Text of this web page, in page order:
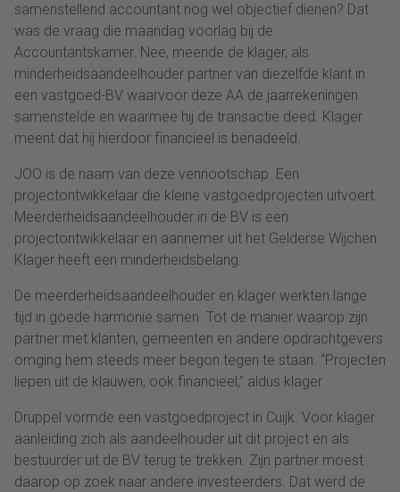
samenstellend accountant nog wel objectief dienen? Dat
was de vraag die maandag voorlag bij de
Accountantskamer. Nee, meende de klager, als
minderheidsaandeelhouder partner van diezelfde klant in
een vastgoed-BV waarvoor deze AA de jaarrekeningen
samenstelde en waarmee hij de transactie deed. Klager
meent dat hij hierdoor financieel is benadeeld.
JOO is de naam van deze vennootschap. Een
projectontwikkelaar die kleine vastgoedprojecten uitvoert.
Meerderheidsaandeelhouder in de BV is een
projectontwikkelaar en aannemer uit het Gelderse Wijchen.
Klager heeft een minderheidsbelang.
De meerderheidsaandeelhouder en klager werkten lange
tijd in goede harmonie samen. Tot de manier waarop zijn
partner met klanten, gemeenten en andere opdrachtgevers
omging hem steeds meer begon tegen te staan. “Projecten
liepen uit de klauwen, ook financieel,” aldus klager.
Druppel vormde een vastgoedproject in Cuijk. Voor klager
aanleiding zich als aandeelhouder uit dit project en als
bestuurder uit de BV terug te trekken. Zijn partner moest
daarop op zoek naar andere investeerders. Dat werd de